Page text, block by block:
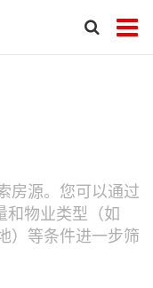
房源。您可以通过
和物业类型（如
）等条件进一步筛